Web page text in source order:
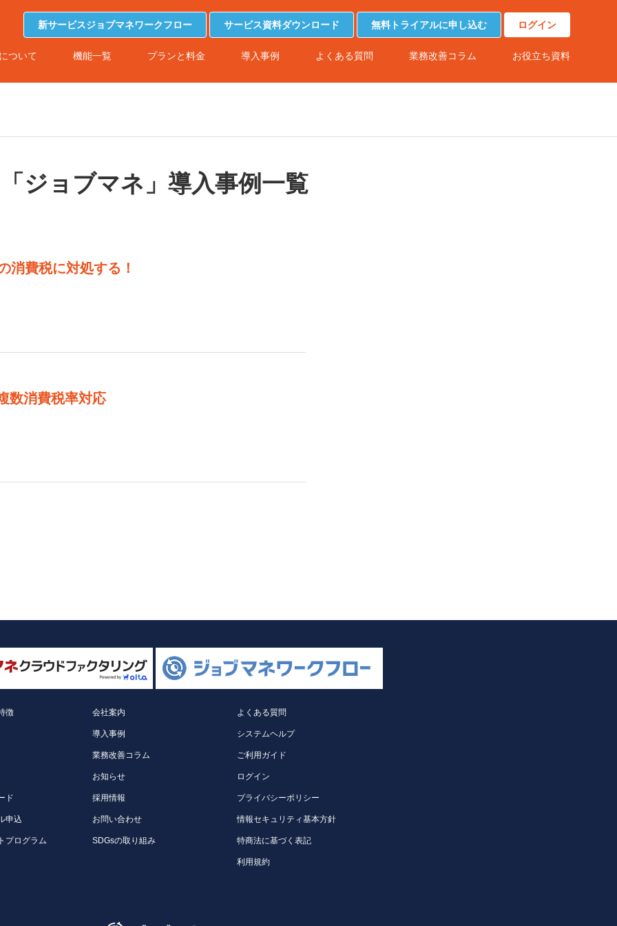
新サービスジョブマネワークフロー サービス資料ダウンロード 無料トライアルに申し込む ログイン
ついて 機能一覧 プランと料金 導入事例 よくある質問 業務改善コラム お役立ち資料
「ジョブマネ」導入事例一覧
消費税に対処する！
数消費税率対応
徴
ド
申込
プログラム
会社案内
導入事例
業務改善コラム
お知らせ
採用情報
お問い合わせ
SDGsの取り組み
よくある質問
システムヘルプ
ご利用ガイド
ログイン
プライバシーポリシー
情報セキュリティ基本方針
特商法に基づく表記
利用規約